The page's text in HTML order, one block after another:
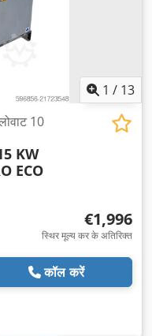
1 / 13
10
KW
ECO
€1,996
स्थिर मूल्य कर के अतिरिक्त
कॉल करें